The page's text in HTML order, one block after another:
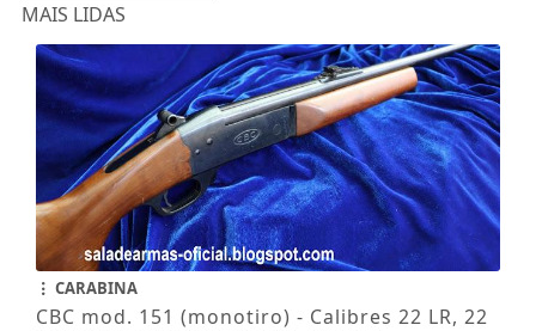
MAIS LIDAS
CARABINA
CBC mod. 151 (monotiro) - Calibres 22 LR, 22